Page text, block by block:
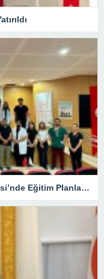
Kırklareli Eğitim ve Araştırma Hastanesi’nde Eğitim Planlaması Masaya Yatırıldı